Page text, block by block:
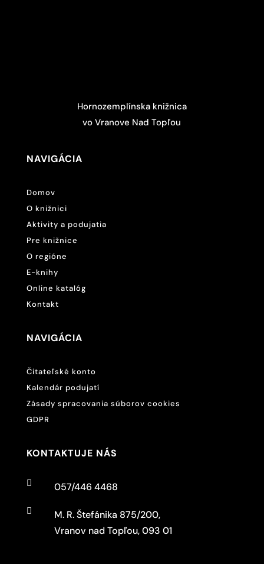
Hornozemplínska knižnica
vo Vranove Nad Topľou
NAVIGÁCIA
Domov
O knižnici
Aktivity a podujatia
Pre knižnice
O regióne
E-knihy
Online katalóg
Kontakt
NAVIGÁCIA
Čitateľské konto
Kalendár podujatí
Zásady spracovania súborov cookies
GDPR
KONTAKTUJE NÁS
 057/446 4468

M. R. Štefánika 875/200,
Vranov nad Topľou, 093 01